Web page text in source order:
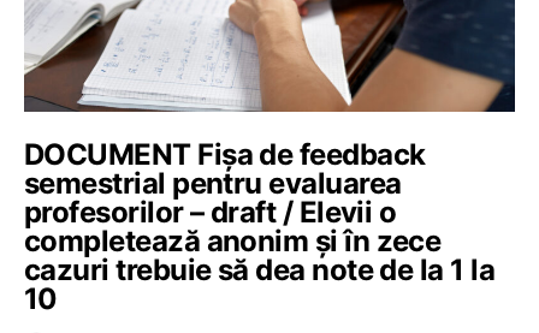
DOCUMENT Fișa de feedback
semestrial pentru evaluarea
profesorilor – draft / Elevii o
completează anonim și în zece
cazuri trebuie să dea note de la 1 la
10